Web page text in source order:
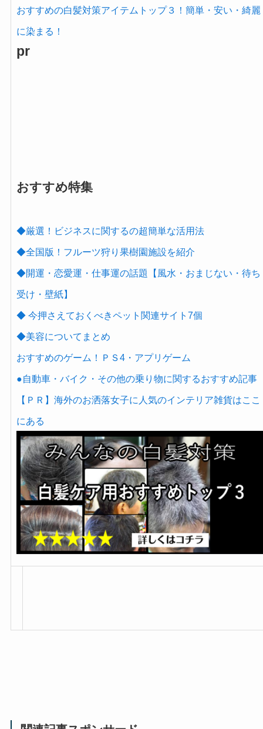
おすすめの白髪対策アイテムトップ３！簡単・安い・綺麗
に染まる！
pr
おすすめ特集
◆厳選！ビジネスに関するの超簡単な活用法
◆全国版！フルーツ狩り果樹園施設を紹介
◆開運・恋愛運・仕事運の話題【風水・おまじない・待ち
受け・壁紙】
◆ 今押さえておくべきペット関連サイト7個
◆美容についてまとめ
おすすめのゲーム！ＰＳ4・アプリゲーム
●自動車・バイク・その他の乗り物に関するおすすめ記事
【ＰＲ】海外のお洒落女子に人気のインテリア雑貨はここ
にある